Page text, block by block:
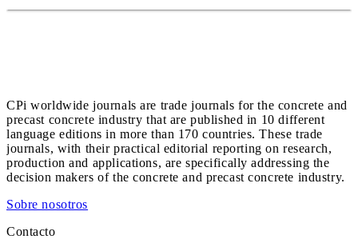
CPi worldwide journals are trade journals for the concrete and
precast concrete industry that are published in 10 different
language editions in more than 170 countries. These trade
journals, with their practical editorial reporting on research,
production and applications, are specifically addressing the
decision makers of the concrete and precast concrete industry.
Sobre nosotros
Contacto